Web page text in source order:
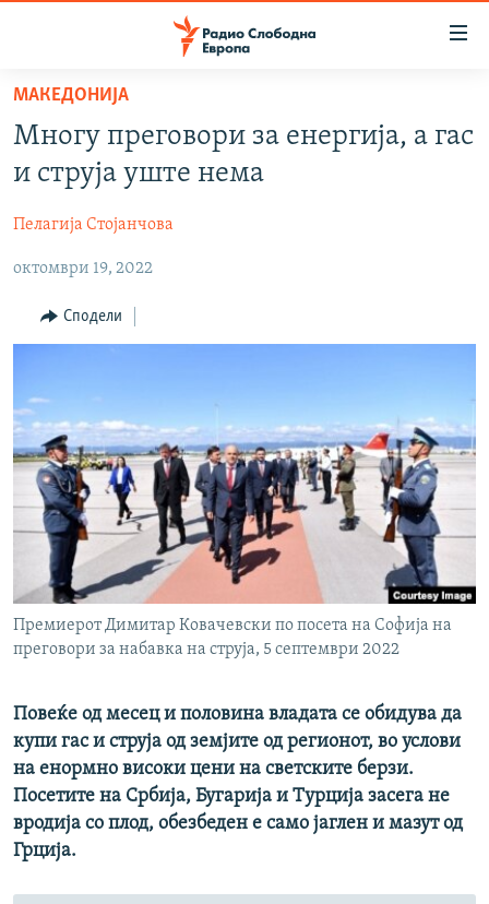
Оди
содржината
Оди
главната
Премини
ВИЗУЕЛНО
ВЕСТИ
ШТО ТРЕБА ДА ЗНАЕТЕ
ПРИЈАВИ СЕ ЗА ЊУЗЛЕТЕР
СЛЕДЕТЕ НЕ
РСЕ веб страници
МАКЕДОНИЈА
Многу преговори за енергија, а гас
и струја уште нема
Пелагија Стојанчова
октомври 19, 2022
Сподели
Премиерот Димитар Ковачевски по посета на Софија на
преговори за набавка на струја, 5 септември 2022
Повеќе од месец и половина владата се обидува да
купи гас и струја од земјите од регионот, во услови
на енормно високи цени на светските берзи.
Посетите на Србија, Бугарија и Турција засега не
вродија со плод, обезбеден е само јаглен и мазут од
Грција.